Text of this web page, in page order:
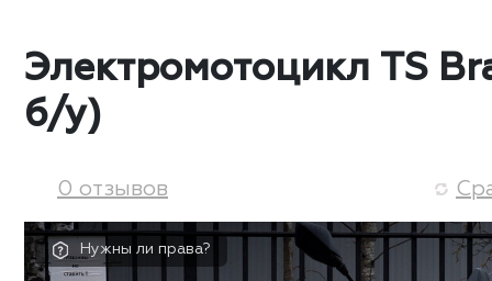
Электромотоцикл TS
б/у)
0 отзывов
Нужны ли права?